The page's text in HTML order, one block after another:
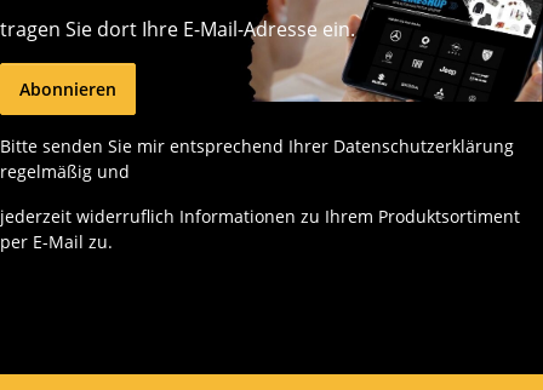
tragen Sie dort Ihre E-Mail-Adresse ein.
Abonnieren
Bitte senden Sie mir entsprechend Ihrer Datenschutzerklärung
regelmäßig und
jederzeit widerruflich Informationen zu Ihrem Produktsortiment
per E-Mail zu.